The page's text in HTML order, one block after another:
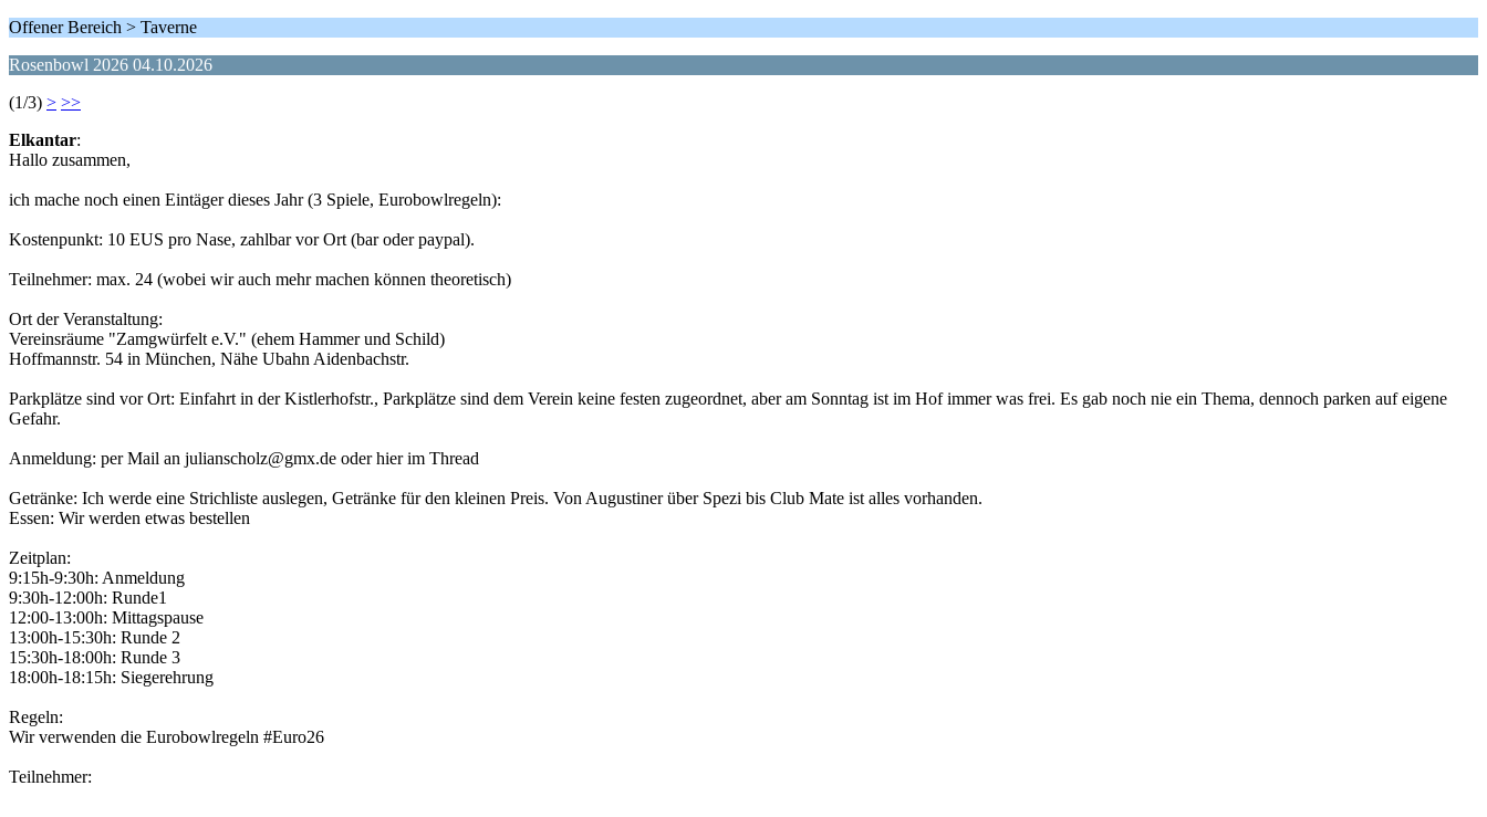
Offener Bereich > Taverne
Rosenbowl 2026 04.10.2026
(1/3) > >>
Elkantar:
Hallo zusammen,
ich mache noch einen Eintäger dieses Jahr (3 Spiele, Eurobowlregeln):
Kostenpunkt: 10 EUS pro Nase, zahlbar vor Ort (bar oder paypal).
Teilnehmer: max. 24 (wobei wir auch mehr machen können theoretisch)
Ort der Veranstaltung:
Vereinsräume "Zamgwürfelt e.V." (ehem Hammer und Schild)
Hoffmannstr. 54 in München, Nähe Ubahn Aidenbachstr.
Parkplätze sind vor Ort: Einfahrt in der Kistlerhofstr., Parkplätze sind dem Verein keine festen zugeordnet, aber am Sonntag ist im Hof immer was frei. Es gab noch nie ein Thema, dennoch parken auf eigene
Gefahr.
Anmeldung: per Mail an julianscholz@gmx.de oder hier im Thread
Getränke: Ich werde eine Strichliste auslegen, Getränke für den kleinen Preis. Von Augustiner über Spezi bis Club Mate ist alles vorhanden.
Essen: Wir werden etwas bestellen
Zeitplan:
9:15h-9:30h: Anmeldung
9:30h-12:00h: Runde1
12:00-13:00h: Mittagspause
13:00h-15:30h: Runde 2
15:30h-18:00h: Runde 3
18:00h-18:15h: Siegerehrung
Regeln:
Wir verwenden die Eurobowlregeln #Euro26
Teilnehmer: